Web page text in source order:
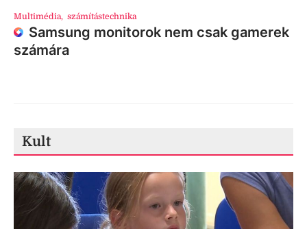
Multimédia, számítástechnika
Samsung monitorok nem csak gamerek
számára
Kult